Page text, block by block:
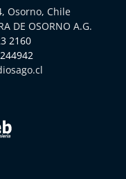
Osorno, Chile
DE OSORNO A.G.
2160